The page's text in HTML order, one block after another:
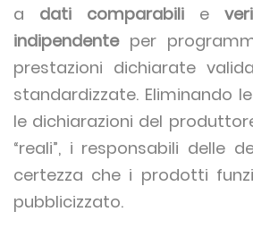
a dati comparabili e
indipendenteper
prestazioni dichiarate
standardizzate. Eliminando
le dichiarazioni del
“reali”, i responsabili delle
certezza che i prodotti
pubblicizzato.